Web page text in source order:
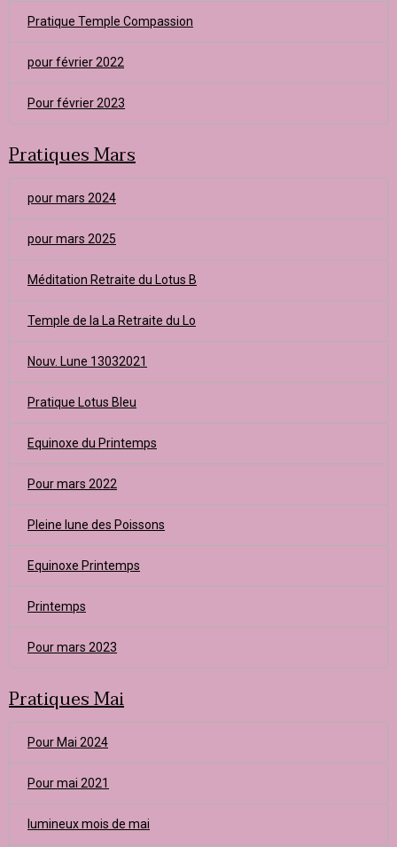
Pratique Temple Compassion
pour février 2022
Pour février 2023
Pratiques Mars
pour mars 2024
pour mars 2025
Méditation Retraite du Lotus B
Temple de la La Retraite du Lo
Nouv. Lune 13032021
Pratique Lotus Bleu
Equinoxe du Printemps
Pour mars 2022
Pleine lune des Poissons
Equinoxe Printemps
Printemps
Pour mars 2023
Pratiques Mai
Pour Mai 2024
Pour mai 2021
lumineux mois de mai